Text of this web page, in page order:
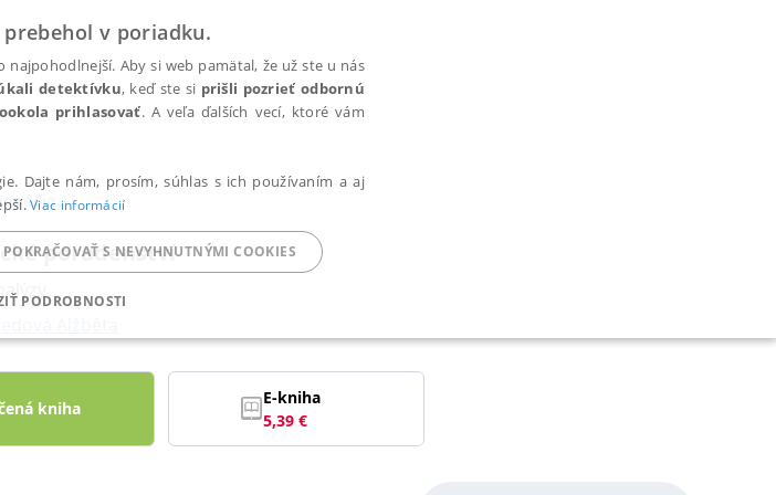
poradenství
kniha
E-kniha
5,39 €
v poriadku.
Aby si web pamätal, že už ste u nás
detektívku, keď ste si prišli pozrieť odbornú
prihlasovať. A veľa ďalších vecí, ktoré vám
Dajte nám, prosím, súhlas s ich používaním a aj
Viac informácií
POKRAČOVAŤ S NEVYHNUTNÝMI COOKIES
PODROBNOSTI
FUNKČNÉ NEZARADENÉ SÚBORY
účtu. Bez nevyhnutných súborov cookie nie je možné webové stránky správne používať.